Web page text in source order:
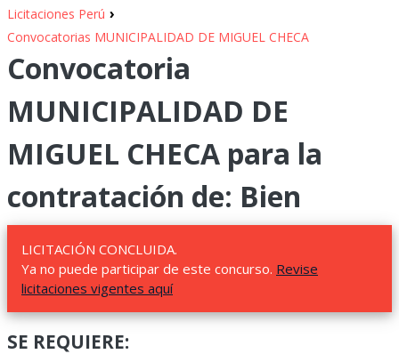
Licitaciones Perú ›
Convocatorias MUNICIPALIDAD DE MIGUEL CHECA
Convocatoria
MUNICIPALIDAD DE
MIGUEL CHECA para la
contratación de: Bien
LICITACIÓN CONCLUIDA.
Ya no puede participar de este concurso. Revise
licitaciones vigentes aquí
SE REQUIERE: